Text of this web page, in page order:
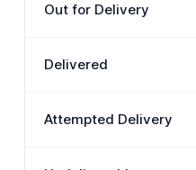
Out for Delivery
Delivered
Attempted Delivery